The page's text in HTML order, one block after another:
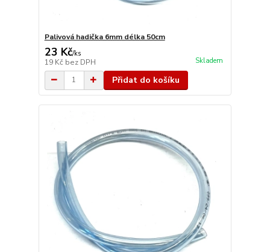
Palivová hadička 6mm délka 50cm
23 Kč/ks
19 Kč bez DPH Skladem
Přidat do košíku